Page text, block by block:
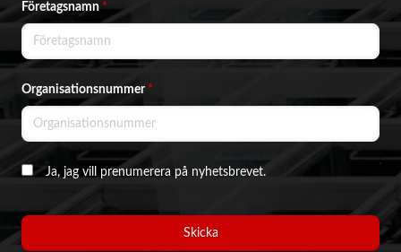
Företagsnamn*
Organisationsnummer *
Ja, jag vill prenumerera på nyhetsbrevet.
Skicka